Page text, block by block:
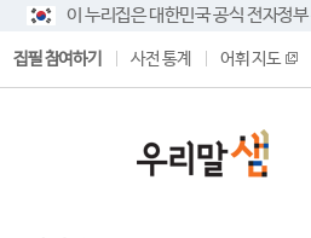
이 누리집은 대한민국 공식 전자정
집필 참여하기 사전 통계 어휘 지도